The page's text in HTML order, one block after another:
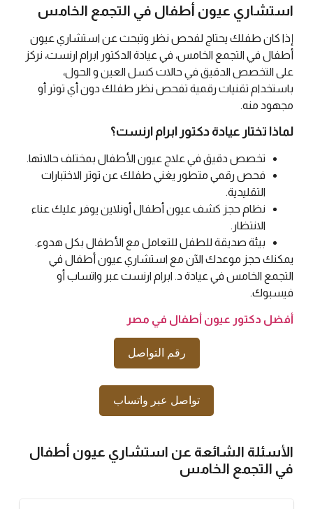
استشاري عيون أطفال في التجمع الخامس
إذا كان طفلك يحتاج لفحص نظر وتبحث عن استشاري عيون
أطفال في التجمع الخامس، في عيادة الدكتور ابرام ارنست، نركز
على التخصص الدقيق في حالات كسل العين و الحول،
باستخدام تقنيات رقمية تفحص نظر طفلك دون أي توتر أو
مجهود منه.
لماذا تختار عيادة دكتور ابرام ارنست؟
تخصص دقيق في علاج عيون الأطفال بمختلف حالاتها.
فحص رقمي متطور يغني طفلك عن توتر الاختبارات
التقليدية.
نظام حجز كشف عيون أطفال أونلاين يوفر عليك عناء
الانتظار.
بيئة صديقة للطفل للتعامل مع الأطفال بكل هدوء.
يمكنك حجز موعدك الآن مع استشاري عيون أطفال في
التجمع الخامس في عيادة د. ابرام ارنست عبر واتساب أو
فيسبوك.
أفضل دكتور عيون أطفال في مصر
رقم التواصل
تواصل عبر واتساب
الأسئلة الشائعة عن استشاري عيون أطفال
في التجمع الخامس